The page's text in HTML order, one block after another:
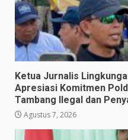
Ketua Jurnalis
Apresiasi Komitmen
Tambang Ilegal dan
Agustus 7, 2026